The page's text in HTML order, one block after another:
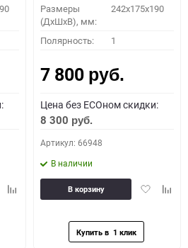
Добавить
Размеры
(ДхШхВ), мм:
242x175x190
Полярность: 1
7 800 руб.
Цена без ECOном скидки:
8 300 руб.
Артикул: 66948
В наличии
Добавить
В корзину